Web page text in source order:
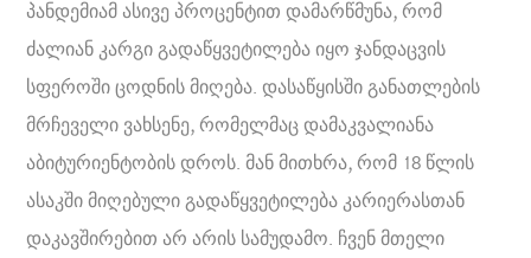
პანდემიამ ასივე პროცენტით დამარწმუნა, რომ
ძალიან კარგი გადაწყვეტილება იყო ჯანდაცვის
სფეროში ცოდნის მიღება. დასაწყისში განათლების
მრჩეველი ვახსენე, რომელმაც დამაკვალიანა
აბიტურიენტობის დროს. მან მითხრა, რომ 18 წლის
ასაკში მიღებული გადაწყვეტილება კარიერასთან
დაკავშირებით არ არის სამუდამო. ჩვენ მთელი